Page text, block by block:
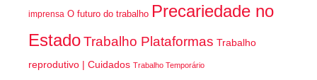
imprensa O futuro do trabalho Precariedade no
EstadoTrabalho Plataformas Trabalho
reprodutivo | Cuidados Trabalho Temporário